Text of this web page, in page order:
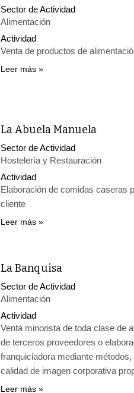
Sector de Actividad
Alimentación
Actividad
Venta de productos de
Leer más
La Abuela Manuela
Sector de Actividad
Hostelería y Restauración
Actividad
Elaboración de comidas caseras
cliente
Leer más
La Banquisa
Sector de Actividad
Alimentación
Actividad
Venta minorista de toda clase de
de terceros proveedores o
franquiciadora mediante
calidad de imagen corporativa
Leer más